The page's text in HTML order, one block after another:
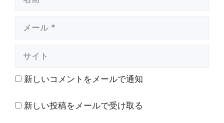
ト 新しいコメントをメールで通知
新しい投稿をメールで受け取る